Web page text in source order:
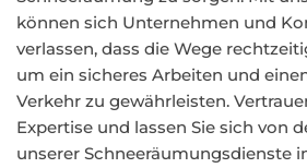
können sich Unternehmen und
verlassen, dass die Wege
um ein sicheres Arbeiten und
Verkehr zu gewährleisten.
Expertise und lassen Sie sich von
unserer Schneeräumungsdienste